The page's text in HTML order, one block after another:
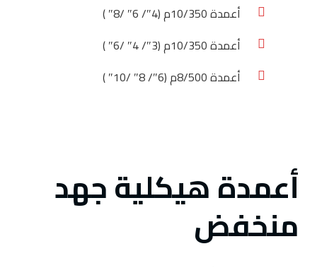
أعمدة 10/350م (4″/ 6″ /8″ )
أعمدة 10/350م (3″/ 4″ /6″ )
أعمدة 8/500م (6″/ 8″ /10″ )
أعمدة هيكلية جهد
منخفض